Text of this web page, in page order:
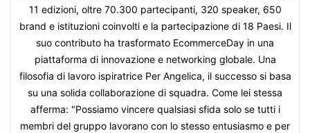
11 edizioni, oltre 70.300 partecipanti, 320 speaker, 650
brand e istituzioni coinvolti e la partecipazione di 18 Paesi. Il
suo contributo ha trasformato EcommerceDay in una
piattaforma di innovazione e networking globale. Una
filosofia di lavoro ispiratrice Per Angelica, il successo si basa
su una solida collaborazione di squadra. Come lei stessa
afferma: "Possiamo vincere qualsiasi sfida solo se tutti i
membri del gruppo lavorano con lo stesso entusiasmo e per